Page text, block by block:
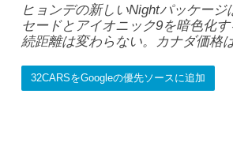
ヒョンデの新しいNightパッケージ
セードとアイオニック9を暗色化
続距離は変わらない。カナダ価格
32CARSをGoogleの優先ソースに追加